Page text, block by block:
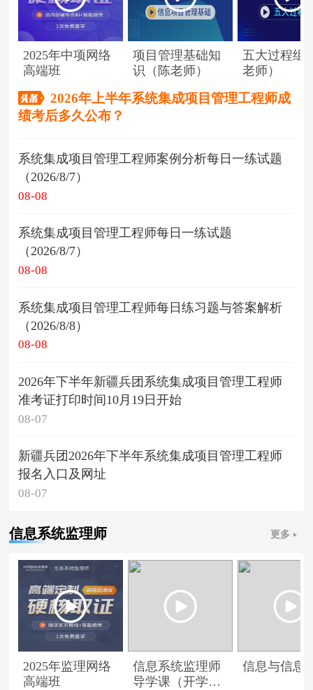
2025年中项网络
高端班
项目管理基础知
识（陈老师）
五大过程组
老师）
2026年上半年系统集成项目管理工程师成
绩考后多久公布？
系统集成项目管理工程师案例分析每日一练试题
（2026/8/7）
08-08
系统集成项目管理工程师每日一练试题
（2026/8/7）
08-08
系统集成项目管理工程师每日练习题与答案解析
（2026/8/8）
08-08
2026年下半年新疆兵团系统集成项目管理工程师
准考证打印时间10月19日开始
08-07
新疆兵团2026年下半年系统集成项目管理工程师
报名入口及网址
08-07
信息系统监理师 更多
2025年监理网络
高端班
信息系统监理师
导学课（开学典
信息与信息